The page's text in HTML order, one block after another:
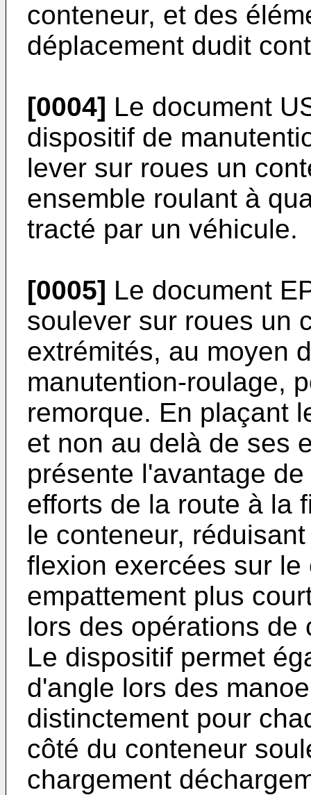
conteneur, et des
déplacement dudit
[0004] Le document
dispositif de
lever sur roues un
ensemble roulant à
tracté par un véhicule.
[0005] Le document
soulever sur roues un
extrémités, au moyen
manutention-roulage,
remorque. En plaçant
et non au delà de ses
présente l'avantage
efforts de la route à la
le conteneur,
flexion exercées sur
empattement plus
lors des opérations de
Le dispositif permet
d'angle lors des
distinctement pour
côté du conteneur
chargement